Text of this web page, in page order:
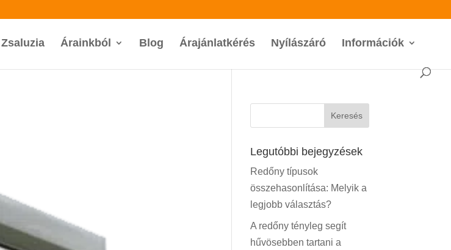
Zsaluzia Árainkból Blog Árajánlatkérés Nyílászáró Információk
Legutóbbi bejegyzések
Redőny típusok
összehasonlítása: Melyik a
legjobb választás?
A redőny tényleg segít
hűvösebben tartani a